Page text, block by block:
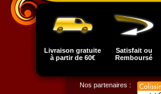
Livraison gratuite
à partir de 60€
Satisfait ou
Remboursé
Nos partenaires :